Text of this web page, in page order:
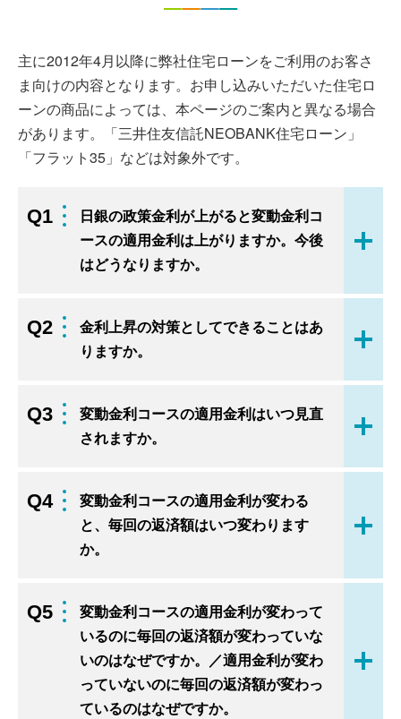
主に2012年4月以降に弊社住宅ローンをご利用のお客さ
ま向けの内容となります。お申し込みいただいた住宅ロ
ーンの商品によっては、本ページのご案内と異なる場合
があります。「三井住友信託NEOBANK住宅ローン」
「フラット35」などは対象外です。
Q1
日銀の政策金利が上がると変動金利コ
ースの適用金利は上がりますか。今後
はどうなりますか。
開く
Q2
金利上昇の対策としてできることはあ
りますか。
開く
Q3
変動金利コースの適用金利はいつ見直
されますか。
開く
Q4
変動金利コースの適用金利が変わる
と、毎回の返済額はいつ変わります
か。
開く
Q5
変動金利コースの適用金利が変わって
いるのに毎回の返済額が変わっていな
いのはなぜですか。／適用金利が変わ
っていないのに毎回の返済額が変わっ
ているのはなぜですか。
開く